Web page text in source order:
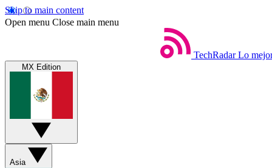
Skip to main content
Open menu Close main menu
TechRadar Lo
MX Edition
Asia